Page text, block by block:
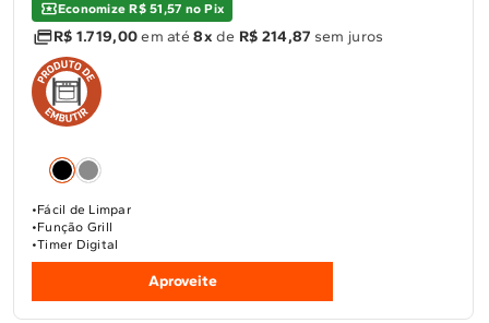
Economize R$ 51,57 no Pix
R$ 1.719,00em até8x de R$ 214,87 sem juros
Fácil de Limpar
Função Grill
Timer Digital
Aproveite